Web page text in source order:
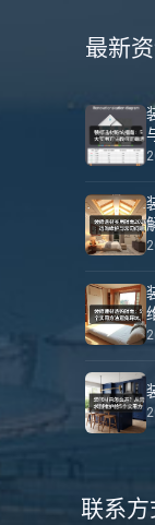
最新
联系方